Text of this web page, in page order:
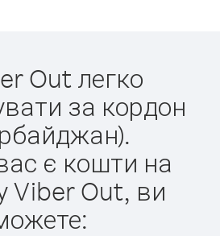
Out легко
за кордон
є кошти на
Viber Out, ви